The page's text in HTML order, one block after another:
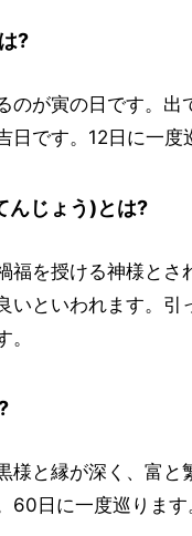
?
のが寅の日です。
です。12日に一度
んじょう)とは?
福を授ける神様と
いといわれます。
様と縁が深く、富
60日に一度巡ります